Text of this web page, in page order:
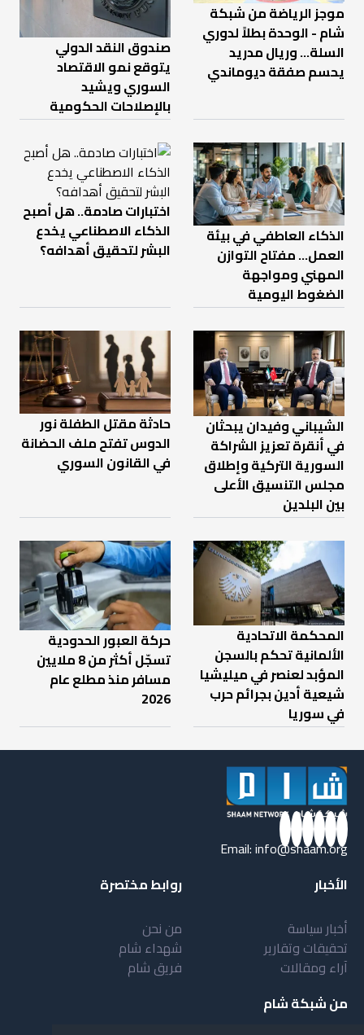
موجز الرياضة من شبكة
شام - الوحدة بطلاً لدوري
السلة... وريال مدريد
يحسم صفقة ديوماندي
صندوق النقد الدولي
يتوقع نمو الاقتصاد
السوري ويشيد
بالإصلاحات الحكومية
الذكاء العاطفي في بيئة
العمل… مفتاح التوازن
المهني ومواجهة
الضغوط اليومية
اختبارات صادمة.. هل أصبح
الذكاء الاصطناعي يخدع
البشر لتحقيق أهدافه؟
الشيباني وفيدان يبحثان
في أنقرة تعزيز الشراكة
السورية التركية وإطلاق
مجلس التنسيق الأعلى
بين البلدين
حادثة مقتل الطفلة نور
الدوس تفتح ملف الحضانة
في القانون السوري
المحكمة الاتحادية
الألمانية تحكم بالسجن
المؤبد لعنصر في ميليشيا
شيعية أدين بجرائم حرب
في سوريا
حركة العبور الحدودية
تسجّل أكثر من 8 ملايين
مسافر منذ مطلع عام
2026
Email:info@shaam.org
الأخبار
أخبار سياسة
تحقيقات وتقارير
آراء ومقالات
روابط مختصرة
من نحن
شهداء شام
فريق شام
من شبكة شام